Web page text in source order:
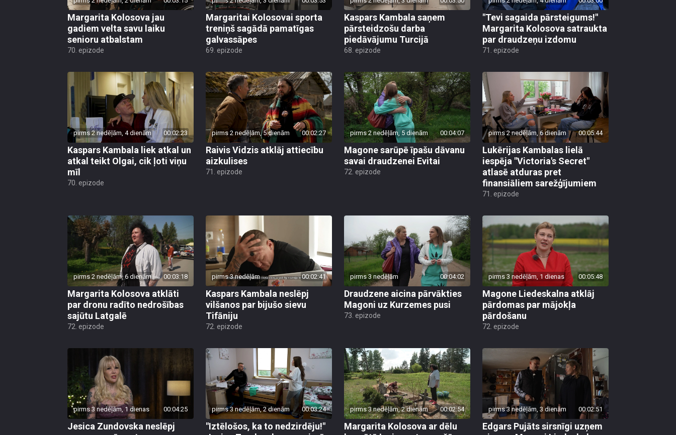
Margarita Kolosova jau
gadiem velta savu laiku
senioru atbalstam
70. epizode
Margaritai Kolosovai sporta
treniņš sagādā pamatīgas
galvassāpes
69. epizode
Kaspars Kambala saņem
pārsteidzošu darba
piedāvājumu Turcijā
68. epizode
"Tevi sagaida pārsteigums!"
Margarita Kolosova satraukta
par draudzeņu izdomu
71. epizode
pirms 2 nedēļām, 4 dienām 00:02:23
Kaspars Kambala liek atkal un
atkal teikt Olgai, cik ļoti viņu
mīl
70. epizode
pirms 2 nedēļām, 5 dienām 00:02:27
Raivis Vidzis atklāj attiecību
aizkulises
71. epizode
pirms 2 nedēļām, 5 dienām 00:04:07
Magone sarūpē īpašu dāvanu
savai draudzenei Evitai
72. epizode
pirms 2 nedēļām, 6 dienām 00:05:44
Lukērijas Kambalas lielā
iespēja "Victoria's Secret"
atlasē atduras pret
finansiāliem sarežģījumiem
71. epizode
pirms 2 nedēļām, 6 dienām 00:03:18
Margarita Kolosova atklāti
par dronu radīto nedrošības
sajūtu Latgalē
72. epizode
pirms 3 nedēļām 00:02:41
Kaspars Kambala neslēpj
vilšanos par bijušo sievu
Tifāniju
72. epizode
pirms 3 nedēļām 00:04:02
Draudzene aicina pārvākties
Magoni uz Kurzemes pusi
73. epizode
pirms 3 nedēļām, 1 dienas 00:05:48
Magone Liedeskalna atklāj
pārdomas par mājokļa
pārdošanu
72. epizode
pirms 3 nedēļām, 1 dienas 00:04:25
Jesica Zundovska neslēpj
pirms 3 nedēļām, 2 dienām 00:03:24
"Iztēlošos, ka to nedzirdēju!"
pirms 3 nedēļām, 2 dienām 00:02:54
Margarita Kolosova ar dēlu
pirms 3 nedēļām, 3 dienām 00:02:51
Edgars Pujāts sirsnīgi uzņem